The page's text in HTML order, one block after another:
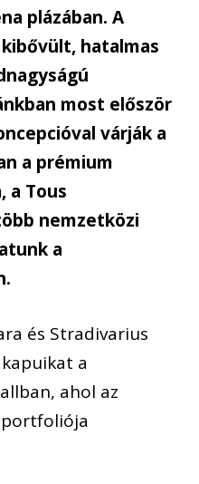
plázában. A
hatalmas
most először
várják a
a prémium
a Tous
nemzetközi
a
és Stradivarius
a
ahol az